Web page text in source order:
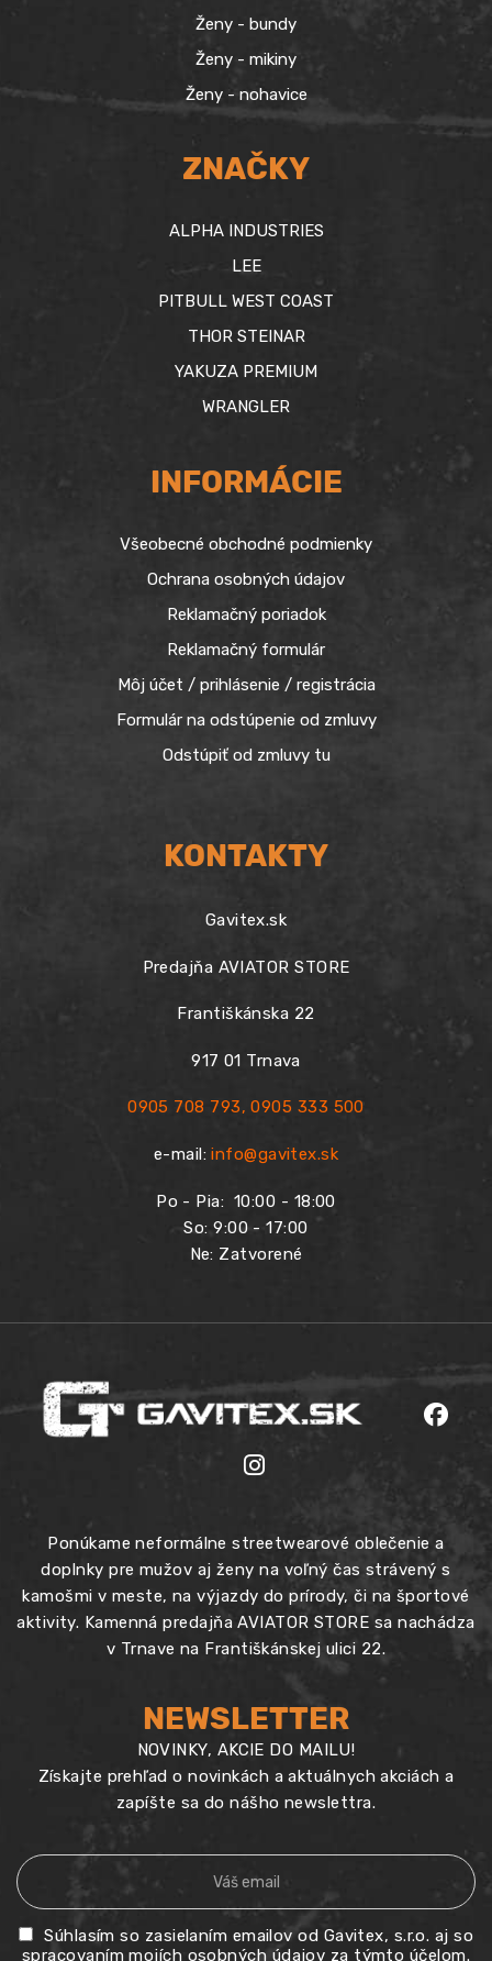
Ženy - bundy
Ženy - mikiny
Ženy - nohavice
ZNAČKY
ALPHA INDUSTRIES
LEE
PITBULL WEST COAST
THOR STEINAR
YAKUZA PREMIUM
WRANGLER
INFORMÁCIE
Všeobecné obchodné podmienky
Ochrana osobných údajov
Reklamačný poriadok
Reklamačný formulár
Môj účet / prihlásenie / registrácia
Formulár na odstúpenie od zmluvy
Odstúpiť od zmluvy tu
KONTAKTY
Gavitex.sk
Predajňa AVIATOR STORE
Františkánska 22
917 01 Trnava
0905 708 793,0905 333 500
e-mail:info@gavitex.sk
Po - Pia:10:00 - 18:00
So: 9:00 - 17:00
Ne: Zatvorené
Ponúkame neformálne streetwearové oblečenie a
doplnky pre mužov aj ženy na voľný čas strávený s
kamošmi v meste, na výjazdy do prírody, či na športové
aktivity. Kamenná predajňa AVIATOR STORE sa nachádza
v Trnave na Františkánskej ulici 22.
NEWSLETTER
NOVINKY, AKCIE DO MAILU!
Získajte prehľad o novinkách a aktuálnych akciách a
zapíšte sa do nášho newslettra.
Súhlasím so zasielaním emailov od Gavitex, s.r.o. aj so
spracovaním mojích osobných údajov za týmto účelom.